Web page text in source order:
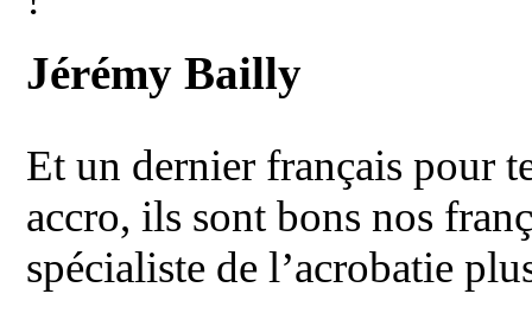
Jérémy Bailly
Et un dernier français pour
accro, ils sont bons nos
spécialiste de l’acrobatie